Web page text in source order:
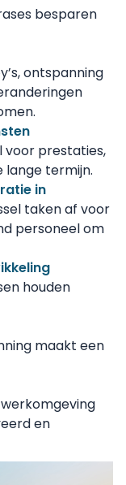
besparen
ontspanning
voor prestaties,
lange termijn.
in
taken af voor
personeel om
houden
maakt een
en